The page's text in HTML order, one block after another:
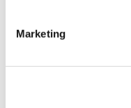
Marketing